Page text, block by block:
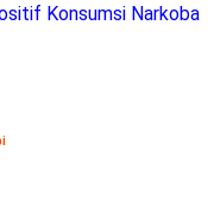
Konsumsi Narkoba